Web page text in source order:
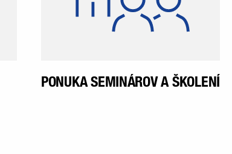
študentov.
PONUKA SEMINÁROV A ŠKOLENÍ